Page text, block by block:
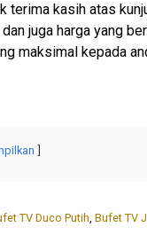
terima kasih atas
juga harga yang
maksimal kepada
TV Duco Putih, Bufet TV